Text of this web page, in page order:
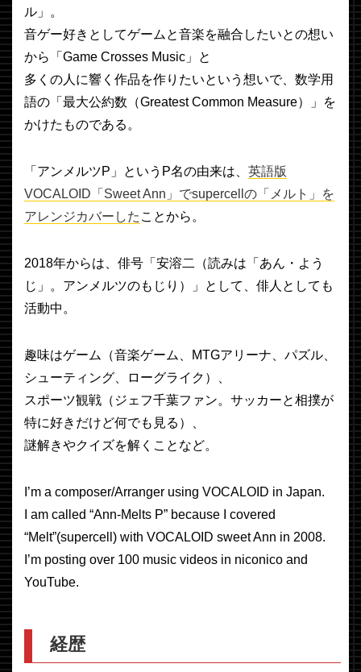
ル」。
音ゲー好きとしてゲームと音楽を融合したいとの想い
から「Game Crosses Music」と
多くの人に響く作品を作りたいという想いで、数学用
語の「最大公約数（Greatest Common Measure）」を
かけたものである。
「アンメルツP」というP名の由来は、 英語版
VOCALOID「Sweet Ann」でsupercellの「メルト」を
アレンジカバーした ことから。
2018年からは、俳号「安溶二（読みは「あん・よう
じ」。アンメルツのもじり）」として、俳人としても
活動中。
趣味はゲーム（音楽ゲーム、MTGアリーナ、パズル、
シューティング、ローグライク）、
スポーツ観戦（ジェフ千葉ファン。サッカーと相撲が
特に好きだけど何でも見る）、
謎解きやクイズを解くことなど。
I’m a composer/Arranger using VOCALOID in Japan.
I am called “Ann-Melts P” because I covered
“Melt”(supercell) with VOCALOID sweet Ann in 2008.
I’m posting over 100 music videos in niconico and
YouTube.
経歴